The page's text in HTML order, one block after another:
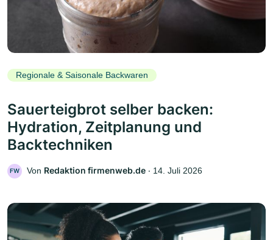
Regionale & Saisonale Backwaren
Sauerteigbrot selber backen:
Hydration, Zeitplanung und
Backtechniken
FW Von Redaktion firmenweb.de ‧ 14. Juli 2026